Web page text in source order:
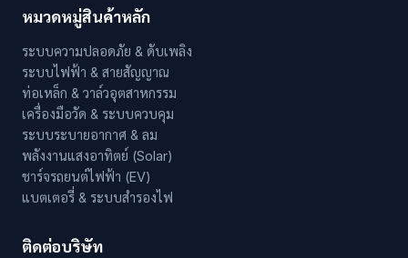
หมวดหมู่สินค้าหลัก
ระบบความปลอดภัย & ดับเพลิง
ระบบไฟฟ้า & สายสัญญาณ
ท่อเหล็ก & วาล์วอุตสาหกรรม
เครื่องมือวัด & ระบบควบคุม
ระบบระบายอากาศ & ลม
พลังงานแสงอาทิตย์ (Solar)
ชาร์จรถยนต์ไฟฟ้า (EV)
แบตเตอรี่ & ระบบสำรองไฟ
ติดต่อบริษัท